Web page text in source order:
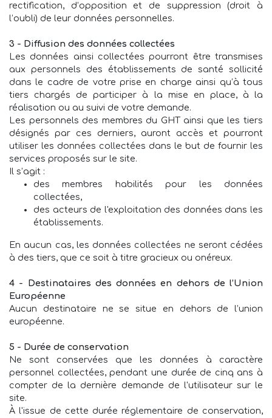
rectification, d’opposition et de suppression (droit à
l’oubli) de leur données personnelles.
3 - Diffusion des données collectées
Les données ainsi collectées pourront être transmises
aux personnels des établissements de santé sollicité
dans le cadre de votre prise en charge ainsi qu’à tous
tiers chargés de participer à la mise en place, à la
réalisation ou au suivi de votre demande.
Les personnels des membres du GHT ainsi que les tiers
désignés par ces derniers, auront accès et pourront
utiliser les données collectées dans le but de fournir les
services proposés sur le site.
Il s’agit :
des membres habilités pour les données
collectées,
des acteurs de l'exploitation des données dans les
établissements.
En aucun cas, les données collectées ne seront cédées
à des tiers, que ce soit à titre gracieux ou onéreux.
4 - Destinataires des données en dehors de l’Union
Européenne
Aucun destinataire ne se situe en dehors de l’union
européenne.
5 - Durée de conservation
Ne sont conservées que les données à caractère
personnel collectées, pendant une durée de cinq ans à
compter de la dernière demande de l'utilisateur sur le
site.
À l'issue de cette durée réglementaire de conservation,